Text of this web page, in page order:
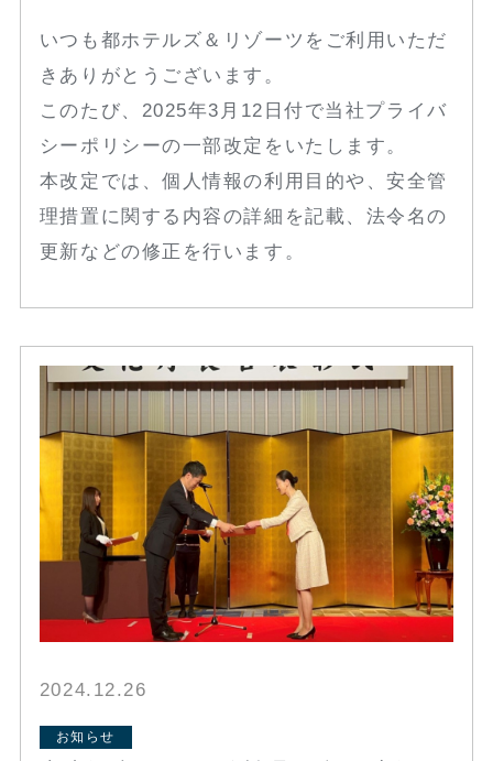
いつも都ホテルズ＆リゾーツをご利用いただ
きありがとうございます。
このたび、2025年3月12日付で当社プライバ
シーポリシーの一部改定をいたします。
本改定では、個人情報の利用目的や、安全管
理措置に関する内容の詳細を記載、法令名の
更新などの修正を行います。
2024.12.26
お知らせ